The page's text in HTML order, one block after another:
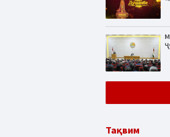
Тақвим